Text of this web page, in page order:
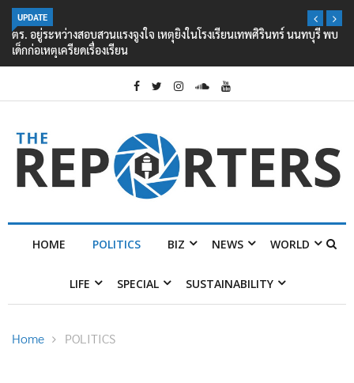
UPDATE
ตร. อยู่ระหว่างสอบสวนแรงจูงใจ เหตุยิงในโรงเรียนเทพศิรินทร์ นนทบุรี พบ
เด็กก่อเหตุเครียดเรื่องเรียน
HOME POLITICS BIZ NEWS WORLD
LIFE SPECIAL SUSTAINABILITY
Home POLITICS